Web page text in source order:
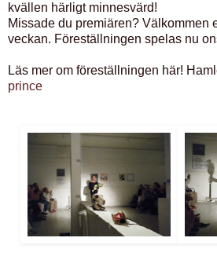
kvällen härligt minnesvärd!
Missade du premiären? Välkommen
veckan. Föreställningen spelas nu
Läs mer om föreställningen här!
prince